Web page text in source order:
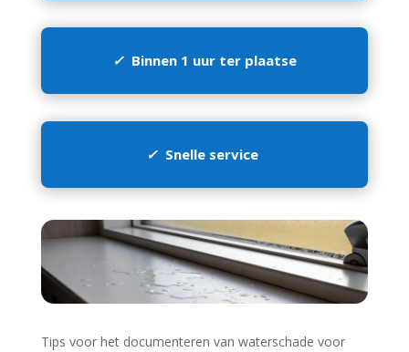
✓Binnen 1 uur ter plaatse
✓ Snelle service
Tips voor het documenteren van waterschade voor